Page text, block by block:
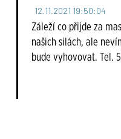
12.11.2021 19:50:04
Záleží co přijde za
našich silách, ale
bude vyhovovat. Tel.